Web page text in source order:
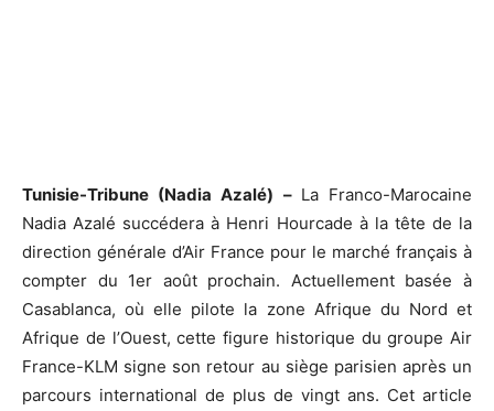
Tunisie-Tribune (Nadia Azalé) – La Franco-Marocaine
Nadia Azalé succédera à Henri Hourcade à la tête de la
direction générale d’Air France pour le marché français à
compter du 1er août prochain. Actuellement basée à
Casablanca, où elle pilote la zone Afrique du Nord et
Afrique de l’Ouest, cette figure historique du groupe Air
France-KLM signe son retour au siège parisien après un
parcours international de plus de vingt ans. Cet article